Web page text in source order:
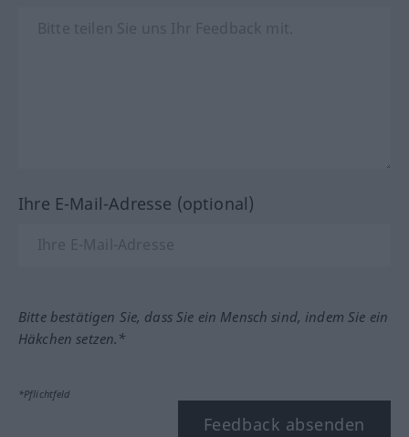
Ihre E-Mail-Adresse (optional)
Bitte bestätigen Sie, dass Sie ein Mensch sind, indem Sie ein
Häkchen setzen.*
*Pflichtfeld
Feedback absenden